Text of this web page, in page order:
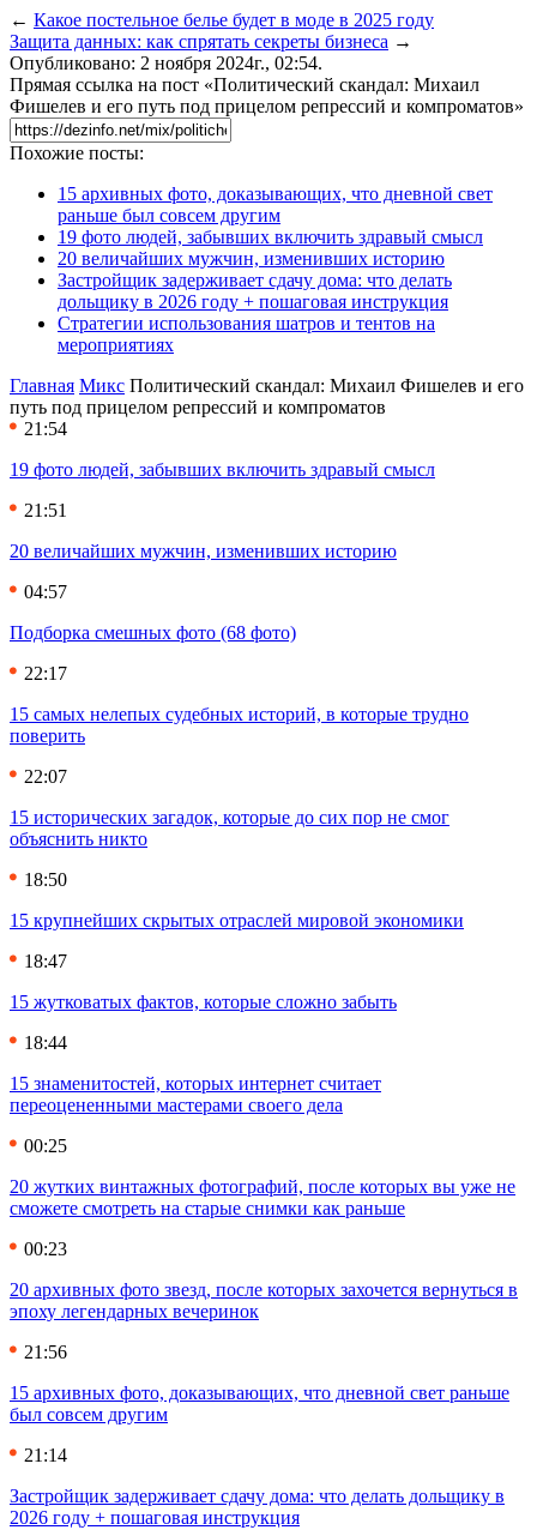
← Какое постельное белье будет в моде в 2025 году
Защита данных: как спрятать секреты бизнеса →
Опубликовано: 2 ноября 2024г., 02:54.
Прямая ссылка на пост «Политический скандал: Михаил
Фишелев и его путь под прицелом репрессий и компроматов»
Похожие посты:
15 архивных фото, доказывающих, что дневной свет
раньше был совсем другим
19 фото людей, забывших включить здравый смысл
20 величайших мужчин, изменивших историю
Застройщик задерживает сдачу дома: что делать
дольщику в 2026 году + пошаговая инструкция
Стратегии использования шатров и тентов на
мероприятиях
Главная Микс Политический скандал: Михаил Фишелев и его
путь под прицелом репрессий и компроматов
21:54
19 фото людей, забывших включить здравый смысл
21:51
20 величайших мужчин, изменивших историю
04:57
Подборка смешных фото (68 фото)
22:17
15 самых нелепых судебных историй, в которые трудно
поверить
22:07
15 исторических загадок, которые до сих пор не смог
объяснить никто
18:50
15 крупнейших скрытых отраслей мировой экономики
18:47
15 жутковатых фактов, которые сложно забыть
18:44
15 знаменитостей, которых интернет считает
переоцененными мастерами своего дела
00:25
20 жутких винтажных фотографий, после которых вы уже не
сможете смотреть на старые снимки как раньше
00:23
20 архивных фото звезд, после которых захочется вернуться в
эпоху легендарных вечеринок
21:56
15 архивных фото, доказывающих, что дневной свет раньше
был совсем другим
21:14
Застройщик задерживает сдачу дома: что делать дольщику в
2026 году + пошаговая инструкция